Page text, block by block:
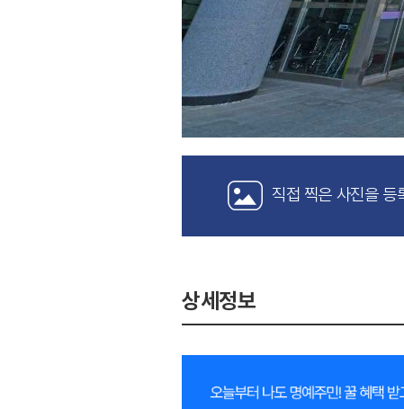
직접 찍은 사진을 등
상세정보